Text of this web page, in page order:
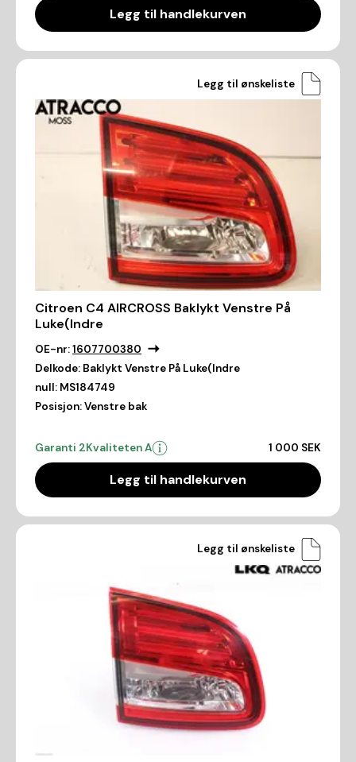
Legg til handlekurven
Legg til ønskeliste
Citroen C4 AIRCROSS Baklykt Venstre På
Luke(Indre
OE-nr:1607700380
Delkode: Baklykt Venstre På Luke(Indre
null: MS184749
Posisjon:Venstre bak
Garanti 2Kvaliteten A 1 000 SEK
Legg til handlekurven
Legg til ønskeliste